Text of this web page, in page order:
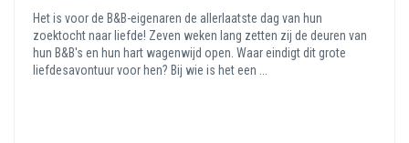
Het is voor de B&B-eigenaren de allerlaatste dag van hun
zoektocht naar liefde! Zeven weken lang zetten zij de deuren van
hun B&B's en hun hart wagenwijd open. Waar eindigt dit grote
liefdesavontuur voor hen? Bij wie is het een ...